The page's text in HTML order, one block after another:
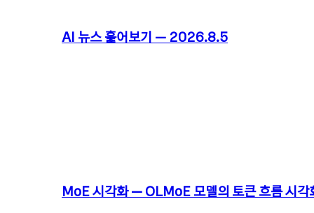
AI 뉴스 훑어보기 – 2026.8.5
MoE 시각화 – OLMoE 모델의 토큰 흐름 시각